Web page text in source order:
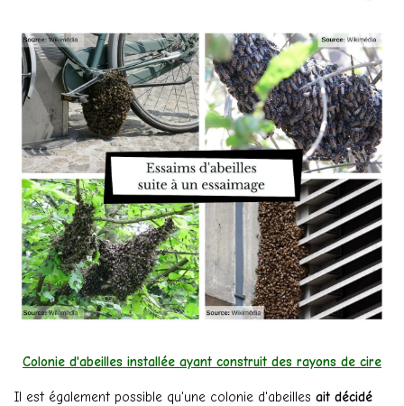
Colonie d'abeilles installée ayant construit des rayons de cire
Il est également possible qu'une colonie d'abeilles ait décidé